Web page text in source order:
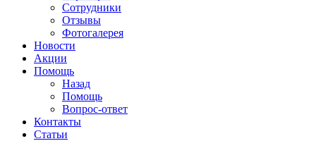
Сотрудники
Отзывы
Фотогалерея
Новости
Акции
Помощь
Назад
Помощь
Вопрос-ответ
Контакты
Статьи